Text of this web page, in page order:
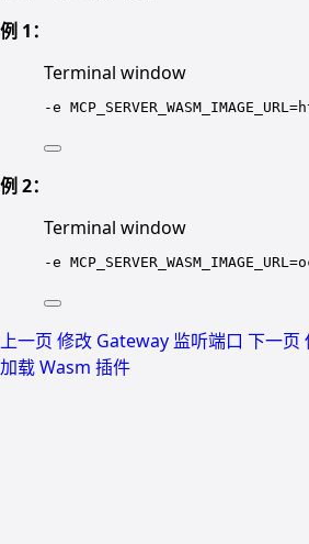
例 1：
Terminal window
-e
例 2：
Terminal window
-e
上一页 修改 Gateway 监听端口 下一页
加载 Wasm 插件